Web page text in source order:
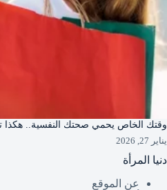
وقتك الخاص يحمي صحتك النفسية.. هكذا
يناير 27, 2026
دنيا المرأة
عن الموقع